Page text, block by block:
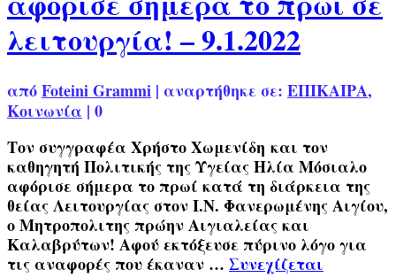
λειτουργία! – 9.1.2022
απόFoteini Grammi | αναρτήθηκε σε: ΕΠΙΚΑΙΡΑ,
Κοινωνία | 0
Τον συγγραφέα Χρήστο Χωμενίδη και τον
καθηγητή Πολιτικής της Υγείας Ηλία Μόσιαλο
αφόρισε σήμερα το πρωί κατά τη διάρκεια της
θείας Λειτουργίας στον Ι.Ν. Φανερωμένης Αιγίου,
ο Μητροπολιτης πρώην Αιγιαλείας και
Καλαβρύτων! Αφού εκτόξευσε πύρινο λόγο για
τις αναφορές που έκαναν … Συνεχίζεται